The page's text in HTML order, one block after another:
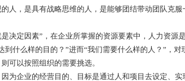
人，是具有战略思维的人，是能够团结带动团队克
定因素”，在企业所掌握的资源要素中，人力资源
到什么样的目的？”进而“我们需要什么样的人？”，
可以按照组织的需要挑选。
企业的经营目的、目标是通过人和项目去设定、实